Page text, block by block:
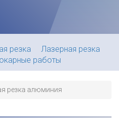
резка
Лазерная резка
работы
резка алюминия